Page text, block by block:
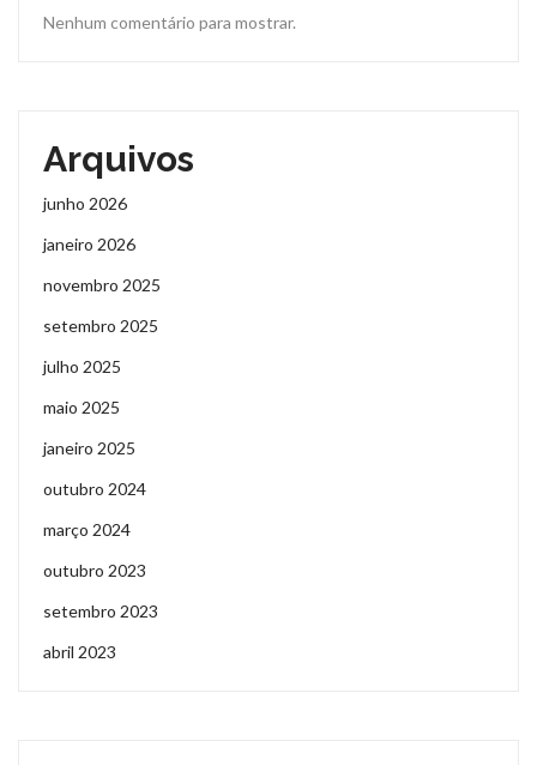
Nenhum comentário para mostrar.
Arquivos
junho 2026
janeiro 2026
novembro 2025
setembro 2025
julho 2025
maio 2025
janeiro 2025
outubro 2024
março 2024
outubro 2023
setembro 2023
abril 2023